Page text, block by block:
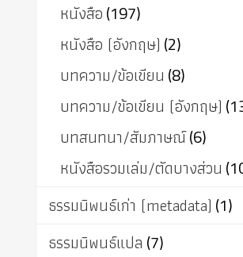
หนังสือ(197)
หนังสือ (อังกฤษ) (2)
บทความ/ข้อเขียน (8)
บทความ/ข้อเขียน (อังกฤษ)
บทสนทนา/สัมภาษณ์(6)
หนังสือรวมเล่ม/ตัดบางส่วน
ธรรมนิพนธ์เก่า (metadata) (1)
ธรรมนิพนธ์แปล (7)